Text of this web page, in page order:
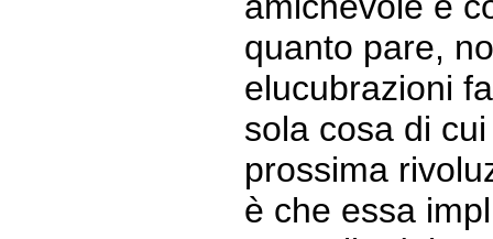
quanto pare,
elucubrazioni
sola cosa di
prossima
è che essa